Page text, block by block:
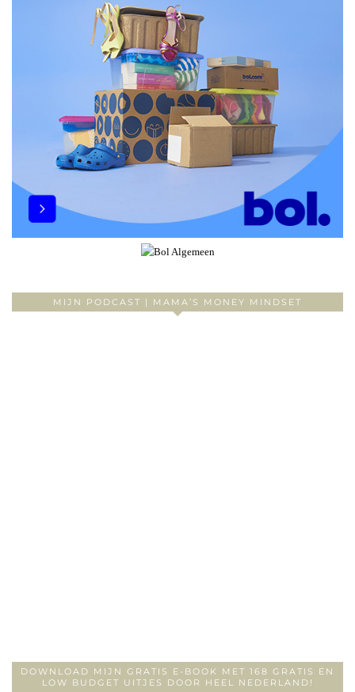
MIJN PODCAST | MAMA’S MONEY MINDSET
DOWNLOAD MIJN GRATIS E-BOOK MET 168 GRATIS EN
LOW BUDGET UITJES DOOR HEEL NEDERLAND!